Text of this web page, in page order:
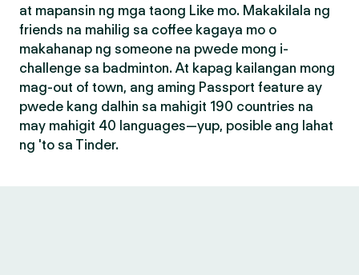
at mapansin ng mga taong Like mo. Makakilala ng
friends na mahilig sa coffee kagaya mo o
makahanap ng someone na pwede mong i-
challenge sa badminton. At kapag kailangan mong
mag-out of town, ang aming Passport feature ay
pwede kang dalhin sa mahigit 190 countries na
may mahigit 40 languages—yup, posible ang lahat
ng 'to sa Tinder.